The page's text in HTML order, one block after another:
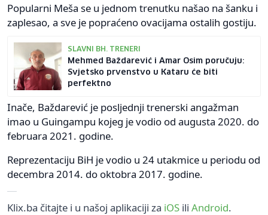
Popularni Meša se u jednom trenutku našao na šanku i
zaplesao, a sve je popraćeno ovacijama ostalih gostiju.
SLAVNI BH. TRENERI
Mehmed Baždarević i Amar Osim poručuju:
Svjetsko prvenstvo u Kataru će biti
perfektno
Inače, Baždarević je posljednji trenerski angažman
imao u Guingampu kojeg je vodio od augusta 2020. do
februara 2021. godine.
Reprezentaciju BiH je vodio u 24 utakmice u periodu od
decembra 2014. do oktobra 2017. godine.
Klix.ba čitajte i u našoj aplikaciji za iOS ili Android.